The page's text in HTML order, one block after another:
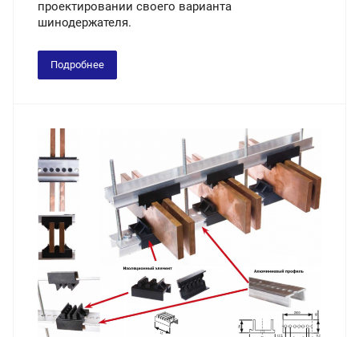
проектировании своего варианта
шинодержателя.
Подробнее